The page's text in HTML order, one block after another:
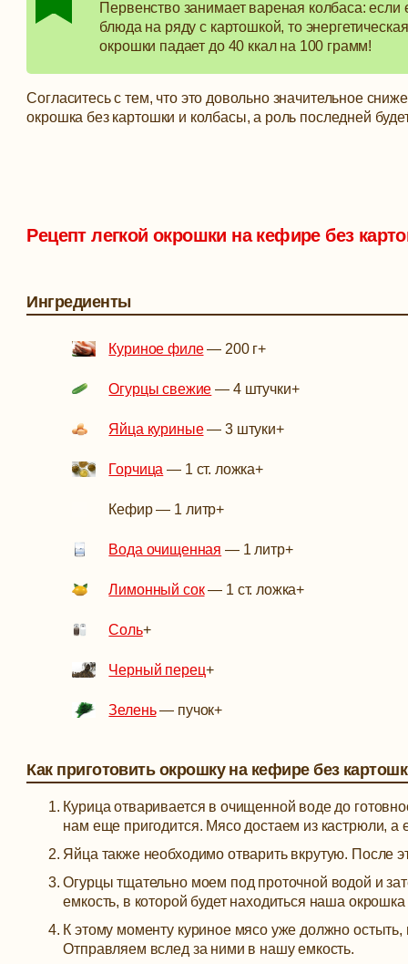
Первенство занимает вареная колбаса: если
блюда на ряду с картошкой, то
окрошки падает до 40 ккал на 100 грамм!
Согласитесь с тем, что это довольно значительное
окрошка без картошки и колбасы, а роль последней
Рецепт легкой окрошки на кефире без
Ингредиенты
Куриное филе— 200 г+
Огурцы свежие — 4 штучки+
Яйца куриные—3 штуки+
Горчица — 1 ст. ложка+
Кефир— 1 литр+
Вода очищенная — 1 литр+
Лимонный сок— 1 ст. ложка+
Соль+
Черный перец+
Зелень— пучок+
Как приготовить окрошку на кефире без
Курица отваривается в очищенной воде до
нам еще пригодится. Мясо достаем из кастрюли, а
Яйца также необходимо отварить вкрутую. После
Огурцы тщательно моем под проточной водой и
емкость, в которой будет находиться наша
К этому моменту куриное мясо уже должно
Отправляем вслед за ними в нашу емкость.